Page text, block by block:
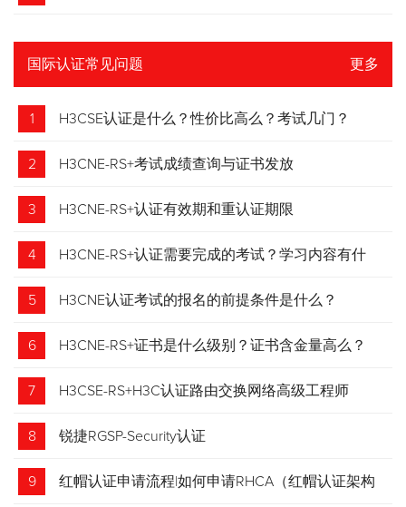
国际认证常见问题 更多
1 H3CSE认证是什么？性价比高么？考试几门？
2 H3CNE-RS+考试成绩查询与证书发放
3 H3CNE-RS+认证有效期和重认证期限
4 H3CNE-RS+认证需要完成的考试？学习内容有什
么？
5 H3CNE认证考试的报名的前提条件是什么？
6 H3CNE-RS+证书是什么级别？证书含金量高么？
7 H3CSE-RS+H3C认证路由交换网络高级工程师
8 锐捷RGSP-Security认证
9 红帽认证申请流程|如何申请RHCA（红帽认证架构